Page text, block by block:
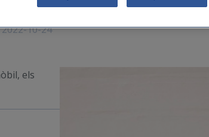
2022-10-24
els